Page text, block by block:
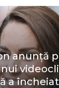
anunță
a încheiat